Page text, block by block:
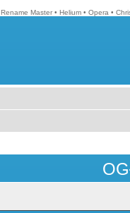
Rename Master • Helium • Opera •